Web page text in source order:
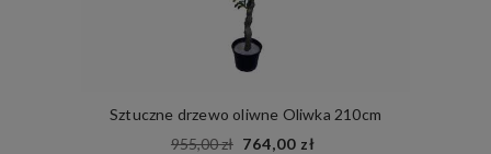
Sztuczne drzewo oliwne Oliwka 210cm
955,00 zł 764,00 zł